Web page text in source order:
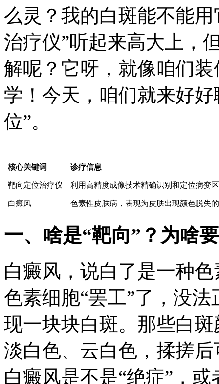
么灵？我的白斑能不能
治疗仪”听起来高大上，
解呢？它呀，就像咱们装
学！今天，咱们就来好
位”。
核心关键词 诊疗信息
靶向定位治疗仪 利用高精度成像技术精确识别和定位病变
白癜风 色素性皮肤病，表现为皮肤出现颜色脱失
一、啥是“靶向”？为啥
白癜风，说白了是一种
色素细胞“罢工”了，没
现一块块白斑。那些白
淡白色、云白色，揉搓
白癜风是不是“绝症”，